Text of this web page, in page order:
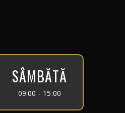
SÂMBĂTĂ
09:00 - 15:00